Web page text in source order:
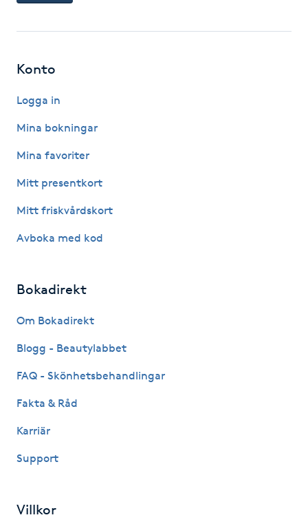
Friskvård
Friskvårdsmassage
Funktionsanalys
Färgning
Gel naglar
Gelenaglar
Gellack med förstärkning
Gravidmassage
Gruppträning
Konto
Logga in
Mina bokningar
Mina favoriter
Mitt presentkort
Mitt friskvårdskort
Avboka med kod
Bokadirekt
Om Bokadirekt
Blogg - Beautylabbet
FAQ - Skönhetsbehandlingar
Fakta & Råd
Karriär
Support
Villkor